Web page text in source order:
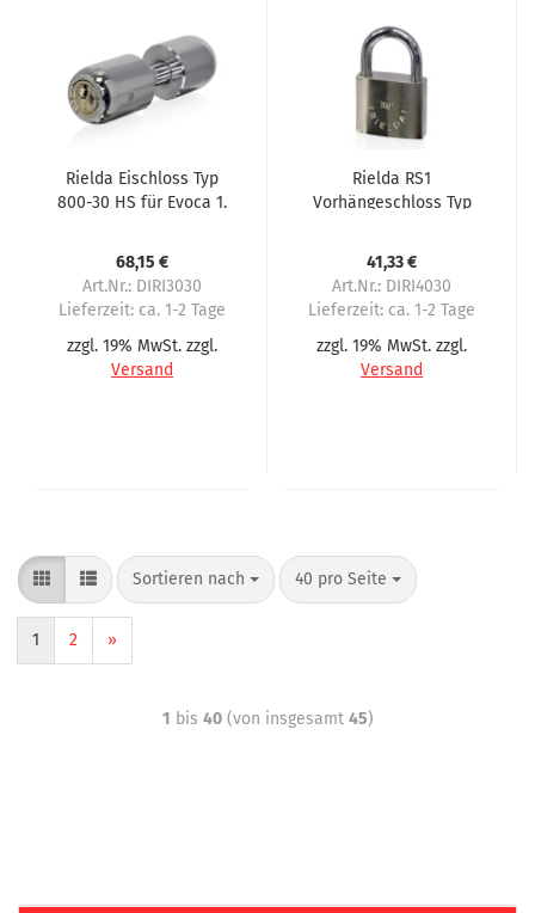
Rielda Eischloss Typ
800-30 HS für Evoca 1.
68,15 €
Art.Nr.: DIRI3030
Lieferzeit: ca. 1-2 Tage
zzgl. 19% MwSt. zzgl.
Versand
Rielda RS1
Vorhängeschloss Typ
41,33 €
Art.Nr.: DIRI4030
Lieferzeit: ca. 1-2 Tage
zzgl. 19% MwSt. zzgl.
Versand
Sortieren nach 40 pro Seite
1 2 »
1 bis 40(von insgesamt 45)